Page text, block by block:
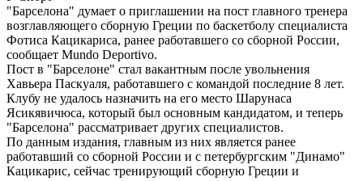
"Барселона" думает о приглашении на пост главного тренера
возглавляющего сборную Греции по баскетболу специалиста
Фотиса Кацикариса, ранее работавшего со сборной России,
сообщает Mundo Deportivo.
Пост в "Барселоне" стал вакантным после увольнения
Хавьера Паскуаля, работавшего с командой последние 8 лет.
Клубу не удалось назначить на его место Шарунаса
Ясикявичюса, который был основным кандидатом, и теперь
"Барселона" рассматривает других специалистов.
По данным издания, главным из них является ранее
работавший со сборной России и с петербургским "Динамо"
Кацикарис, сейчас тренирующий сборную Греции и